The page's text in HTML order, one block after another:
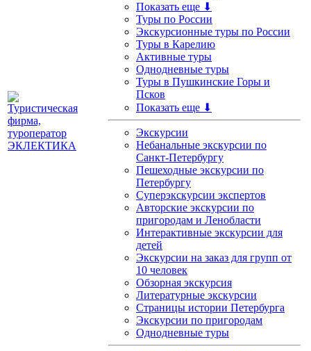
Показать еще ⬇
Туры по России
Экскурсионные туры по России
Туры в Карелию
Активные туры
Однодневные туры
Туры в Пушкинские Горы и
Псков
Показать еще ⬇
Экскурсии
Небанальные экскурсии по
Санкт-Петербургу
Пешеходные экскурсии по
Петербургу
Суперэкскурсии экспертов
Авторские экскурсии по
пригородам и Ленобласти
Интерактивные экскурсии для
детей
Экскурсии на заказ для групп от
10 человек
Обзорная экскурсия
Литературные экскурсии
Страницы истории Петербурга
Экскурсии по пригородам
Однодневные туры